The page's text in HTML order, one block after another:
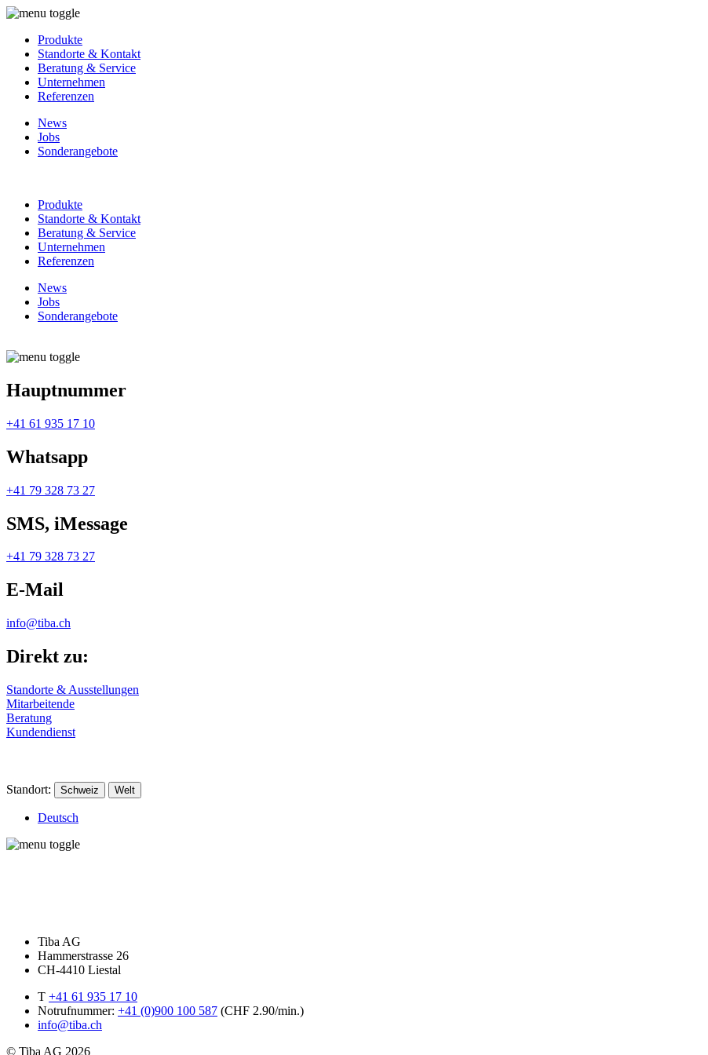
Produkte
Standorte & Kontakt
Beratung & Service
Unternehmen
Referenzen
News
Jobs
Sonderangebote
Produkte
Standorte & Kontakt
Beratung & Service
Unternehmen
Referenzen
News
Jobs
Sonderangebote
Hauptnummer
+41 61 935 17 10
Whatsapp
+41 79 328 73 27
SMS, iMessage
+41 79 328 73 27
E-Mail
info@tiba.ch
Direkt zu:
Standorte & Ausstellungen
Mitarbeitende
Beratung
Kundendienst
Standort: Schweiz Welt
Deutsch
Tiba AG
Hammerstrasse 26
CH-4410 Liestal
T +41 61 935 17 10
Notrufnummer: +41 (0)900 100 587 (CHF 2.90/min.)
info@tiba.ch
© Tiba AG 2026